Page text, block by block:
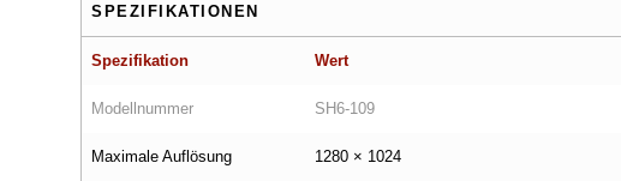
SPEZIFIKATIONEN
Spezifikation Wert
Modellnummer SH6‑109
Maximale Auflösung 1280 × 1024